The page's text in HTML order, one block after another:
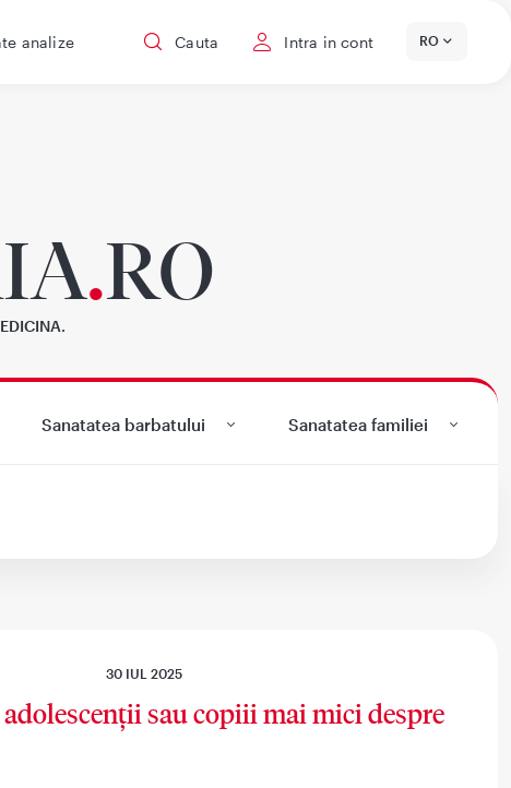
analize Cauta Intra in cont RO
.RO
Sanatatea barbatului Sanatatea familiei
30 IUL 2025
sau copiii mai mici despre